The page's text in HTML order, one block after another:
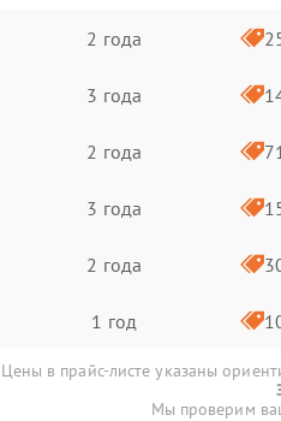
2 года
3 года
2 года
3 года
2 года
1 год
Цены в прайс-листе указаны
Мы проверим